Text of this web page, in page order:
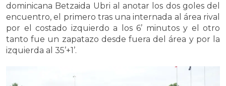
dominicana Betzaida Ubri al anotar los dos goles del
encuentro, el primero tras una internada al área rival
por el costado izquierdo a los 6’ minutos y el otro
tanto fue un zapatazo desde fuera del área y por la
izquierda al 35’+1’.